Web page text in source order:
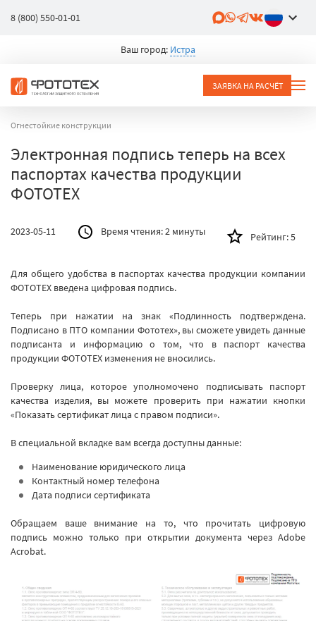
8 (800) 550-01-01
Ваш город: Истра
ЗАЯВКА НА РАСЧЁТ
Огнестойкие конструкции
Электронная подпись теперь на всех
паспортах качества продукции
ФОТОТЕХ
2023-05-11 Время чтения:2 минуты Рейтинг:5
Для общего удобства в паспортах качества продукции компании
ФОТОТЕХ введена цифровая подпись.
Теперь при нажатии на знак «Подлинность подтверждена.
Подписано в ПТО компании Фототех», вы сможете увидеть данные
подписанта и информацию о том, что в паспорт качества
продукции ФОТОТЕХ изменения не вносились.
Проверку лица, которое уполномочено подписывать паспорт
качества изделия, вы можете проверить при нажатии кнопки
«Показать сертификат лица с правом подписи».
В специальной вкладке вам всегда доступны данные:
Наименование юридического лица
Контактный номер телефона
Дата подписи сертификата
Обращаем ваше внимание на то, что прочитать цифровую
подпись можно только при открытии документа через Adobe
Acrobat.